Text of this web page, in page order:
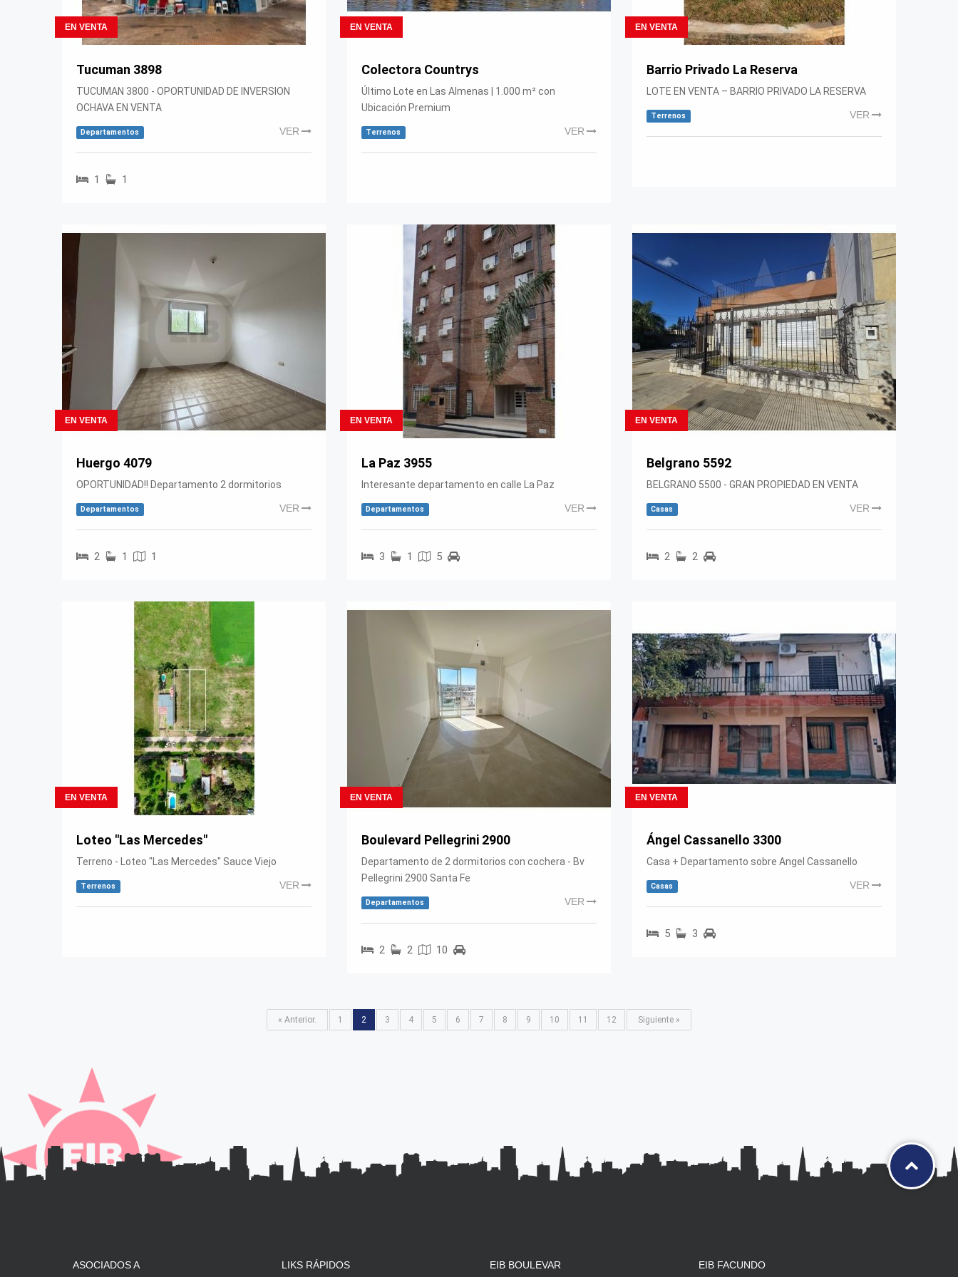
EN VENTA
Tucuman 3898
TUCUMAN 3800 - OPORTUNIDAD DE INVERSION
OCHAVA EN VENTA
Departamentos VER
1 1
EN VENTA
Colectora Countrys
Último Lote en Las Almenas | 1.000 m² con
Ubicación Premium
Terrenos VER
EN VENTA
Barrio Privado La Reserva
LOTE EN VENTA – BARRIO PRIVADO LA RESERVA
Terrenos VER
EN VENTA
Huergo 4079
OPORTUNIDAD!! Departamento 2 dormitorios
Departamentos VER
2 1 1
EN VENTA
La Paz 3955
Interesante departamento en calle La Paz
Departamentos VER
3 1 5
EN VENTA
Belgrano 5592
BELGRANO 5500 - GRAN PROPIEDAD EN VENTA
Casas VER
2 2
EN VENTA
Loteo "Las Mercedes"
Terreno - Loteo "Las Mercedes" Sauce Viejo
Terrenos VER
EN VENTA
Boulevard Pellegrini 2900
Departamento de 2 dormitorios con cochera - Bv
Pellegrini 2900 Santa Fe
Departamentos VER
2 2 10
EN VENTA
Ángel Cassanello 3300
Casa + Departamento sobre Angel Cassanello
Casas VER
5 3
« Anterior. 1 2 3 4 5 6 7 8 9 10 11 12 Siguiente »
ASOCIADOS A LIKS RÁPIDOS EIB BOULEVAR EIB FACUNDO